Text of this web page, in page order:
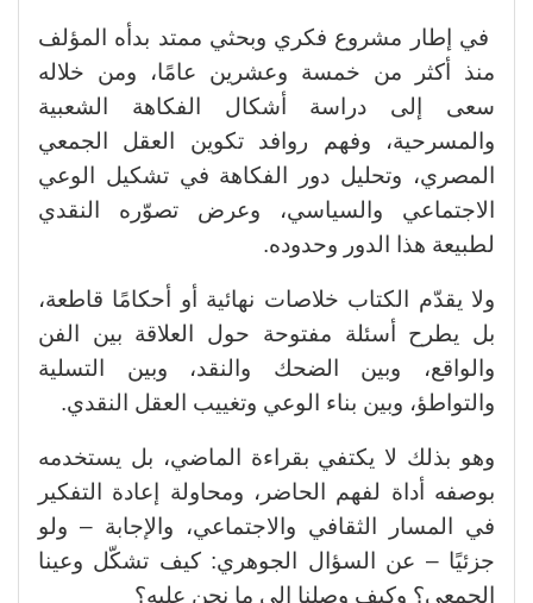
في إطار مشروع فكري وبحثي ممتد بدأه المؤلف
منذ أكثر من خمسة وعشرين عامًا، ومن خلاله
سعى إلى دراسة أشكال الفكاهة الشعبية
والمسرحية، وفهم روافد تكوين العقل الجمعي
المصري، وتحليل دور الفكاهة في تشكيل الوعي
الاجتماعي والسياسي، وعرض تصوّره النقدي
لطبيعة هذا الدور وحدوده.
ولا يقدّم الكتاب خلاصات نهائية أو أحكامًا قاطعة،
بل يطرح أسئلة مفتوحة حول العلاقة بين الفن
والواقع، وبين الضحك والنقد، وبين التسلية
والتواطؤ، وبين بناء الوعي وتغييب العقل النقدي.
وهو بذلك لا يكتفي بقراءة الماضي، بل يستخدمه
بوصفه أداة لفهم الحاضر، ومحاولة إعادة التفكير
في المسار الثقافي والاجتماعي، والإجابة – ولو
جزئيًا – عن السؤال الجوهري: كيف تشكّل وعينا
الجمعي؟ وكيف وصلنا إلى ما نحن عليه؟